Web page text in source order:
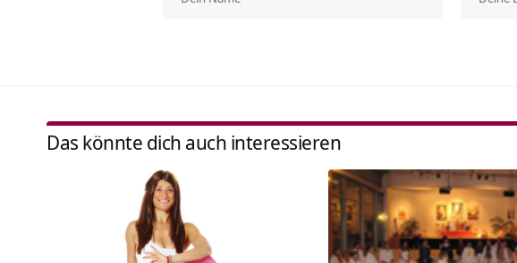
Das könnte dich auch interessieren